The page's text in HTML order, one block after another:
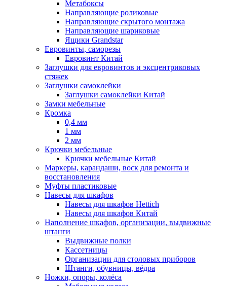
Метабоксы
Направляющие роликовые
Направляющие скрытого монтажа
Направляющие шариковые
Ящики Grandstar
Евровинты, саморезы
Евровинт Китай
Заглушки для евровинтов и эксцентриковых
стяжек
Заглушки самоклейки
Заглушки самоклейки Китай
Замки мебельные
Кромка
0,4 мм
1 мм
2 мм
Крючки мебельные
Крючки мебельные Китай
Маркеры, карандаши, воск для ремонта и
восстановления
Муфты пластиковые
Навесы для шкафов
Навесы для шкафов Hettich
Навесы для шкафов Китай
Наполнение шкафов, организации, выдвижные
штанги
Выдвижные полки
Кассетницы
Организации для столовых приборов
Штанги, обувницы, вёдра
Ножки, опоры, колёса